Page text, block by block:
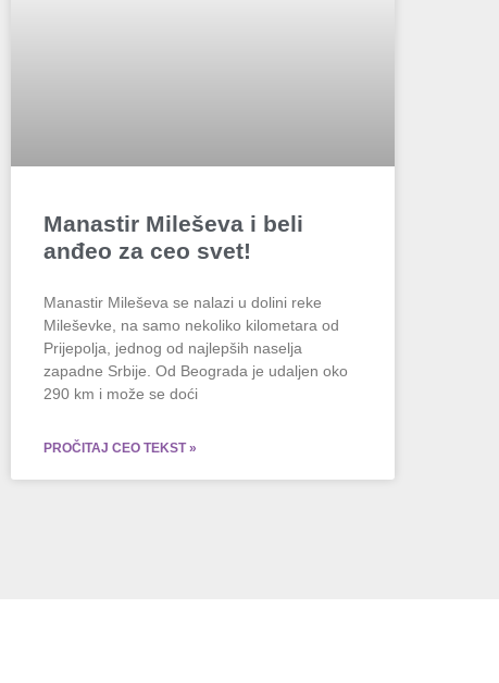
Manastir Mileševa i beli
anđeo za ceo svet!
Manastir Mileševa se nalazi u dolini reke
Mileševke, na samo nekoliko kilometara od
Prijepolja, jednog od najlepših naselja
zapadne Srbije. Od Beograda je udaljen oko
290 km i može se doći
PROČITAJ CEO TEKST »